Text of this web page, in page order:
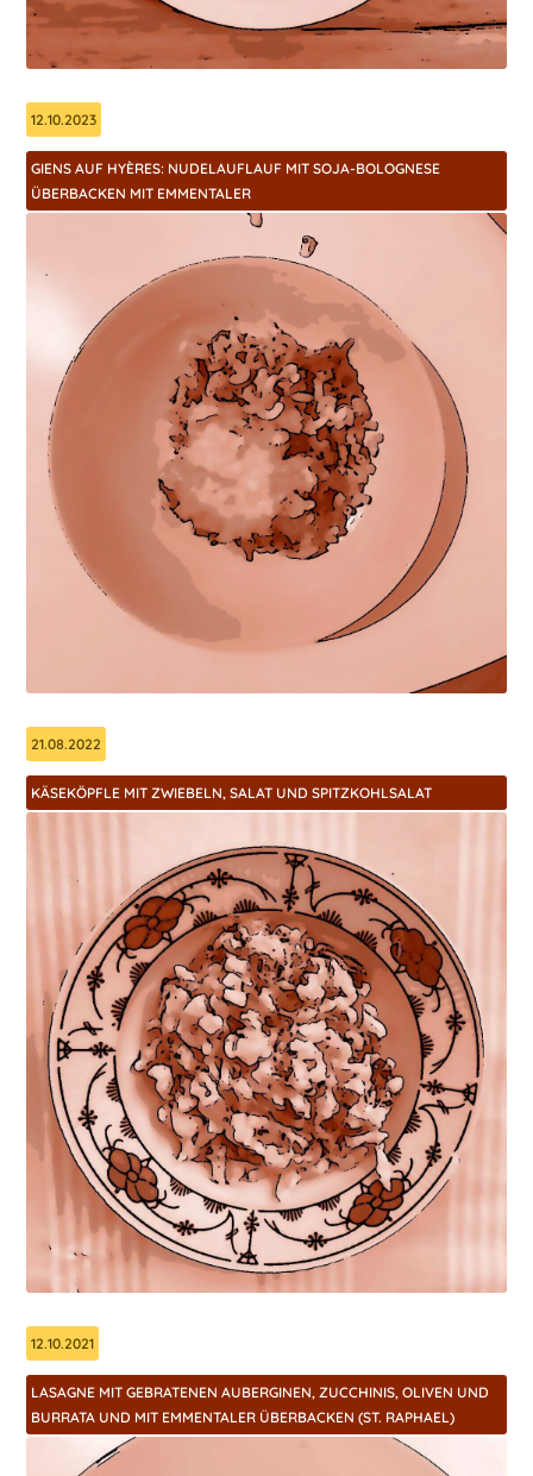
12.10.2023
GIENS AUF HYÈRES: NUDELAUFLAUF MIT SOJA-BOLOGNESE
ÜBERBACKEN MIT EMMENTALER
21.08.2022
KÄSEKÖPFLE MIT ZWIEBELN, SALAT UND SPITZKOHLSALAT
12.10.2021
LASAGNE MIT GEBRATENEN AUBERGINEN, ZUCCHINIS, OLIVEN UND
BURRATA UND MIT EMMENTALER ÜBERBACKEN (ST. RAPHAEL)